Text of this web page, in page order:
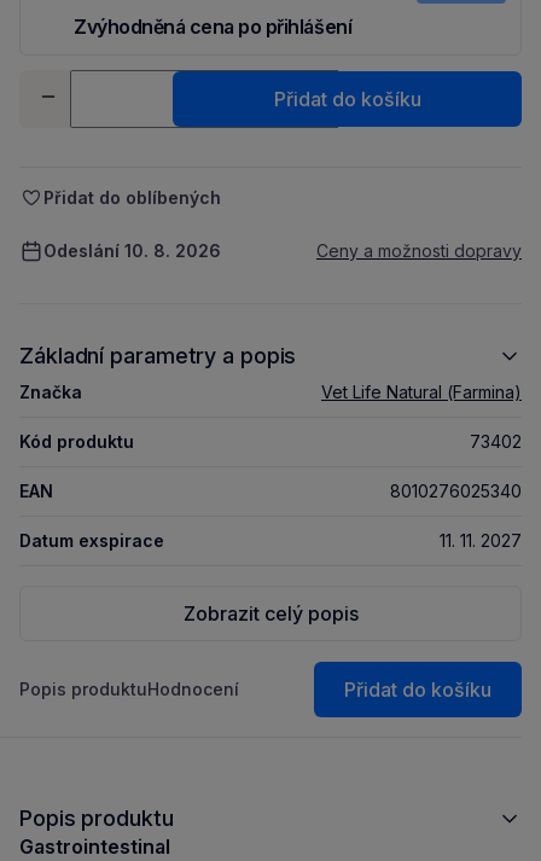
Zvýhodněná cena po přihlášení
-
+
Přidat do košíku
Přidat do oblíbených
Odeslání 10. 8. 2026 Ceny a možnosti dopravy
Základní parametry a popis
Značka Vet Life Natural (Farmina)
Kód produktu 73402
EAN 8010276025340
Datum exspirace 11. 11. 2027
Zobrazit celý popis
Popis produktuHodnocení Přidat do košíku
Popis produktu
Gastrointestinal